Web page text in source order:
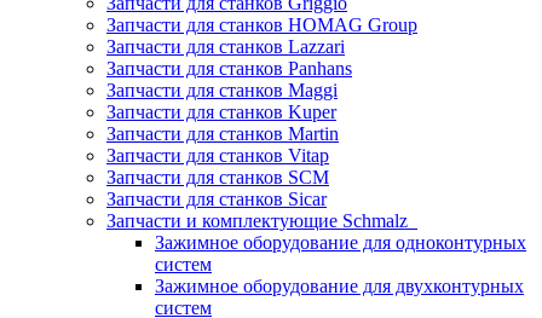
Запчасти для станков HOMAG Group
Запчасти для станков Lazzari
Запчасти для станков Panhans
Запчасти для станков Maggi
Запчасти для станков Kuper
Запчасти для станков Martin
Запчасти для станков Vitap
Запчасти для станков SCM
Запчасти для станков Sicar
Запчасти и комплектующие Schmalz
Зажимное оборудование для одноконтурных
систем
Зажимное оборудование для двухконтурных
систем